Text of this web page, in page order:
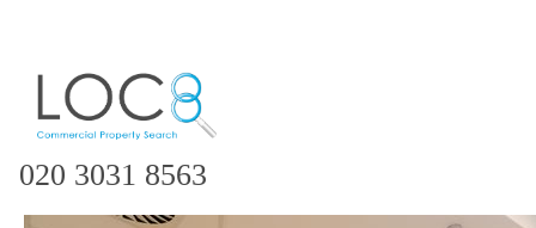
020 3031 8563